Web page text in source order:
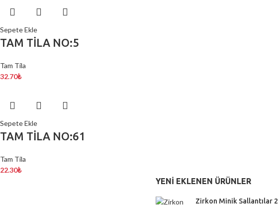
Sepete Ekle
TAM TİLA NO:5
Tam Tila
32.70₺
Sepete Ekle
TAM TİLA NO:61
Tam Tila
22.30₺
YENI EKLENEN ÜRÜNLER
Zirkon Minik Sallantılar 2